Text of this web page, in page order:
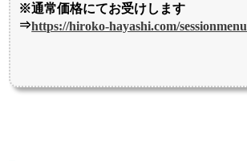
※通常価格にてお受けします
⇒https://hiroko-hayashi.com/sessionmenu